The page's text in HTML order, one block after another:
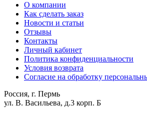
О компании
Как сделать заказ
Новости и статьи
Отзывы
Контакты
Личный кабинет
Политика конфиденциальности
Условия возврата
Согласие на обработку
Россия, г. Пермь
ул. В. Васильева, д.3 корп. Б